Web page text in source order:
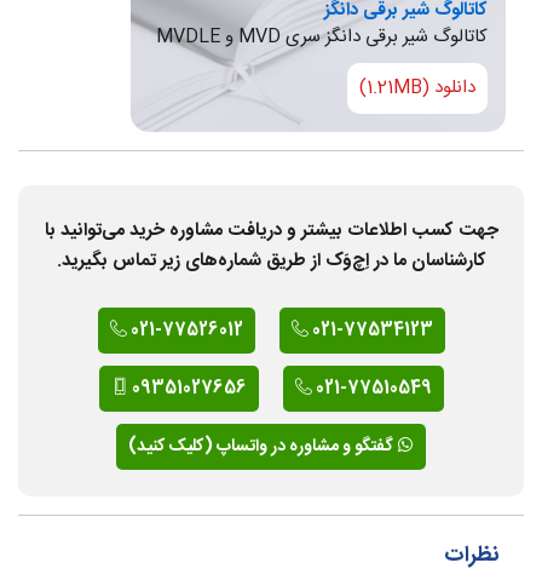
کاتالوگ شیر برقی دانگز
کاتالوگ شیر برقی دانگز سری MVD و MVDLE
دانلود (1.21MB)
جهت کسب اطلاعات بیشتر و دریافت مشاوره خرید می‌توانید با
کارشناسان ما در اِچ‌وَک از طریق شماره‌های زیر تماس بگیرید.
021-77534123
021-77526012
021-77510549
09351027656
گفتگو و مشاوره در واتساپ (کلیک کنید)
نظرات